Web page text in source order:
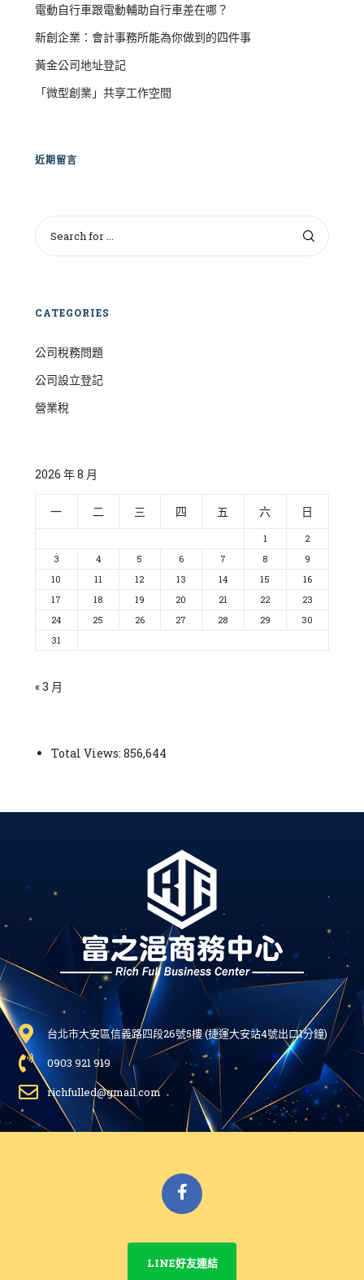
電動自行車跟電動輔助自行車差在哪？
新創企業：會計事務所能為你做到的四件事
黃金公司地址登記
「微型創業」共享工作空間
近期留言
CATEGORIES
公司稅務問題
公司設立登記
營業稅
2026 年 8 月
一 二 三 四 五 六 日
1
2
3
4 5 6 7 8
9
10
11 12 13 14 15
16
17
18 19 20 21 22
23
24
25 26 27 28 29
30
31
« 3 月
Total Views: 856,644
台北市大安區信義路四段26號5樓 (捷運大安站4號出口1分鐘)
0903 921 919
richfulled@gmail.com
LINE好友連結